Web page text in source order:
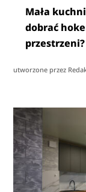
Mała
dobrać
przestrzeni?
utworzone przez